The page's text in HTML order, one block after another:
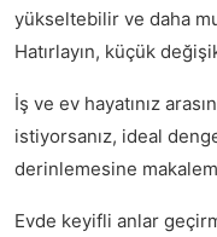
yükseltebilir ve daha
Hatırlayın, küçük
İş ve ev hayatınız
istiyorsanız, ideal
derinlemesine
Evde keyifli anlar